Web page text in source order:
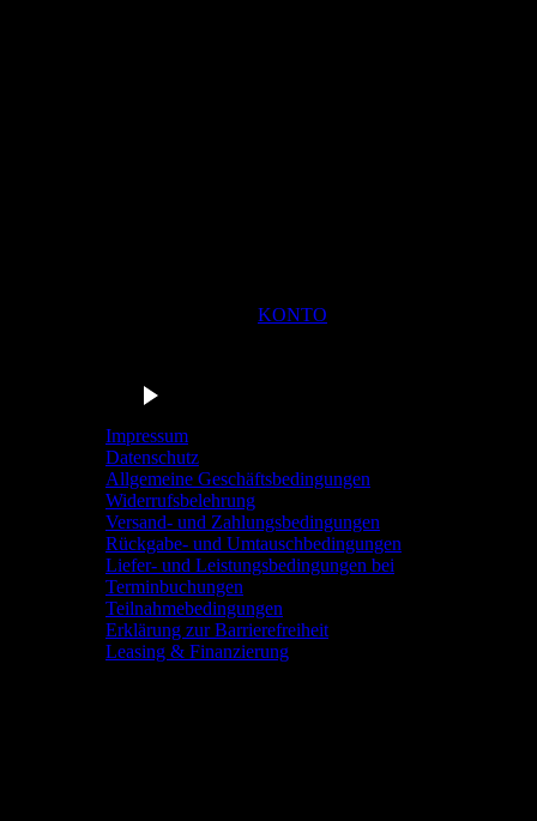
KONTO
Impressum
Datenschutz
Allgemeine Geschäftsbedingungen
Widerrufsbelehrung
Versand- und Zahlungsbedingungen
Rückgabe- und Umtauschbedingungen
Liefer- und Leistungsbedingungen bei
Terminbuchungen
Teilnahmebedingungen
Erklärung zur Barrierefreiheit
Leasing & Finanzierung